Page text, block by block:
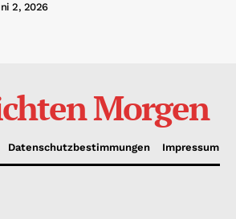
2, 2026
Morgen
Datenschutzbestimmungen Impressum